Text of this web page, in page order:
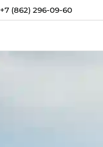
+7 (862) 296-09-60